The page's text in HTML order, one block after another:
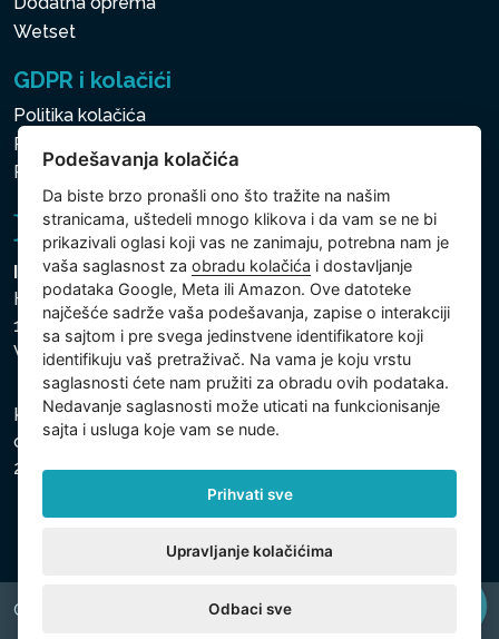
Wetset
GDPR i kolačići
Politika kolačića
Politika zaštite ličnih i drugih obrađivanih podataka
Podešavanja kolačića
Intex Trading, s.r.o.
Hradecká 2526/3
130 00 Praha 3
Vinohrady - Česká republika
Kompanija je registrovana u Opštinskom sudu u Pragu,
odeljak C, uložak 74759, Identifikacioni broj kompanije:
26150808, Poreski identifikacioni broj: CZ26150808.
Copyright © 2026 INTEX TRADING s.r.o. All rights reserved.
Podešavanja kolačića
Da biste brzo pronašli ono što tražite na našim
stranicama, uštedeli mnogo klikova i da vam se ne bi
prikazivali oglasi koji vas ne zanimaju, potrebna nam je
vaša saglasnost zaobradu kolačića i dostavljanje
podataka Google, Meta ili Amazon. Ove datoteke
najčešće sadrže vaša podešavanja, zapise o interakciji
sa sajtom i pre svega jedinstvene identifikatore koji
identifikuju vaš pretraživač. Na vama je koju vrstu
saglasnosti ćete nam pružiti za obradu ovih podataka.
Nedavanje saglasnosti može uticati na funkcionisanje
sajta i usluga koje vam se nude.
Prihvati sve
Upravljanje kolačićima
Odbaci sve